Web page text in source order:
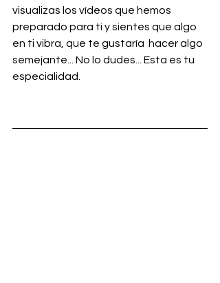
visualizas los vídeos que hemos
preparado para ti y sientes que algo
en ti vibra, que te gustaría  hacer algo
semejante... No lo dudes... Esta es tu
especialidad.